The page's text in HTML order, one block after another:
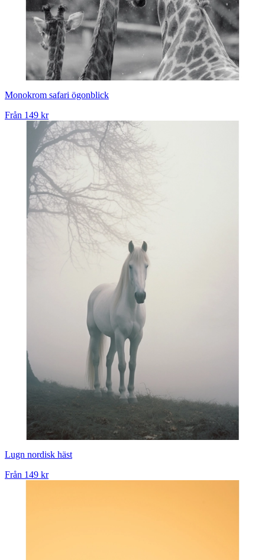
Monokrom safari ögonblick
Från 149 kr
Lugn nordisk häst
Från 149 kr